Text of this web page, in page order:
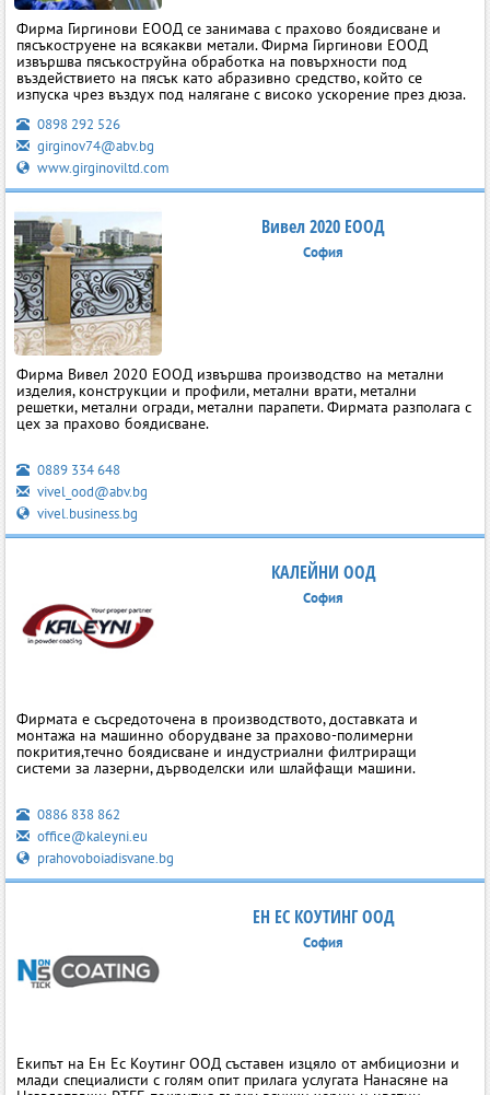
Фирма Гиргинови ЕООД се занимава с прахово боядисване и
пясъкоструене на всякакви метали. Фирма Гиргинови ЕООД
извършва пясъкоструйна обработка на повърхности под
въздействието на пясък като абразивно средство, който се
изпуска чрез въздух под налягане с високо ускорение през дюза.
0898 292 526
girginov74@abv.bg
www.girginoviltd.com
Вивел 2020 ЕООД
София
Фирма Вивел 2020 ЕООД извършва производство на метални
изделия, конструкции и профили, метални врати, метални
решетки, метални огради, метални парапети. Фирмата разполага с
цех за прахово боядисване.
0889 334 648
vivel_ood@abv.bg
vivel.business.bg
КАЛЕЙНИ ООД
София
Фирмата е съсредоточена в производството, доставката и
монтажа на машинно оборудване за прахово-полимерни
покрития,течно боядисване и индустриални филтриращи
системи за лазерни, дърводелски или шлайфащи машини.
0886 838 862
office@kaleyni.eu
prahovoboiadisvane.bg
ЕН ЕС КОУТИНГ ООД
София
Екипът на Ен Ес Коутинг ООД съставен изцяло от амбициозни и
млади специалисти с голям опит прилага услугата Нанасяне на